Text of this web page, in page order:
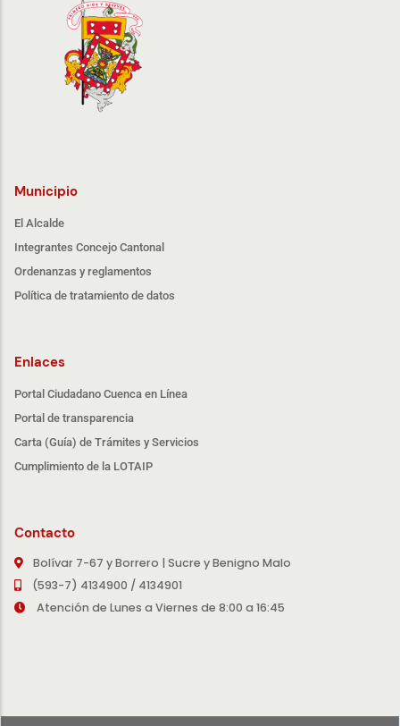
Municipio
El Alcalde
Integrantes Concejo Cantonal
Ordenanzas y reglamentos
Política de tratamiento de datos
Enlaces
Portal Ciudadano Cuenca en Línea
Portal de transparencia
Carta (Guía) de Trámites y Servicios
Cumplimiento de la LOTAIP
Contacto
Bolívar 7-67 y Borrero | Sucre y Benigno Malo
(593-7) 4134900 / 4134901
Atención de Lunes a Viernes de 8:00 a 16:45